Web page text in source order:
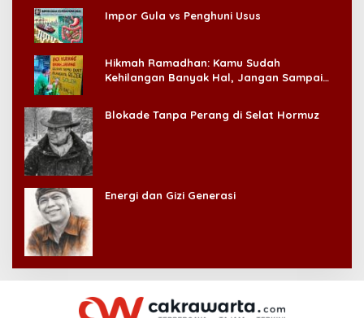
Impor Gula vs Penghuni Usus
Hikmah Ramadhan: Kamu Sudah
Kehilangan Banyak Hal, Jangan Sampai
Blokade Tanpa Perang di Selat Hormuz
Energi dan Gizi Generasi